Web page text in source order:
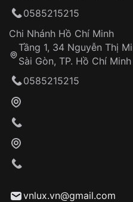
Khách hàng kiểm
Từ khóa SEO:
Đảm bảo quyền lợi
Đồng hành cùng
trình sử dụng
0585215215
Chi Nhánh Hồ Chí Minh
Tầng 1, 34 Nguyễn Thị
Sài Gòn, TP. Hồ Chí Minh
0585215215
vnlux.vn@gmail.com